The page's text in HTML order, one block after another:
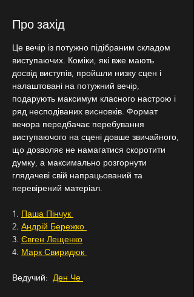
Про захід
Це вечір із потужно підібраним складом
виступаючих. Коміки, які вже мають
досвід виступів, пройшли низку сцен і
налаштовані на потужний вечір,
подарують максимум класного настрою і
ряд несподіваних висновків. Формат
вечора передбачає перебування
виступаючого на сцені довше звичайного,
що дозволяє не намагатися скоротити
думку, а максимально розгорнути
глядачеві свій напрацьований та
перевірений матеріал.
1. Паша Пінчук
2. Андрій Бережко
3. Євген Лещенко
4. Марк Свиридюк
Ведучий: Ден Че